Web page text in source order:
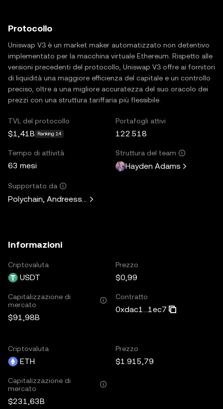
Protocollo
Uniswap V3 è un market maker automatizzato non detentivo
implementato per la macchina virtuale Ethereum. Rispetto alle
versioni precedenti del protocollo, Uniswap V3 offre ai fornitori
di liquidità una maggiore efficienza del capitale e un controllo
preciso, oltre a una migliore accuratezza del suo oracolo dei
prezzi con una struttura tariffaria più flessibile.
TVL del protocollo
$1,41B Ranking 14
Portafogli attivi
122.518
Tempo di attività
63 mesi
Struttura del team
Hayden Adams
Supportato da
Polychain, Andreessen Horowitz, Paradigm, Variant Fund,
Informazioni
Criptovaluta
USDT
Prezzo
$0,99
Capitalizzazione di
mercato
$91,98B
Contratto
0xdac1...1ec7
Criptovaluta
ETH
Prezzo
$1.915,79
Capitalizzazione di
mercato
$231,63B